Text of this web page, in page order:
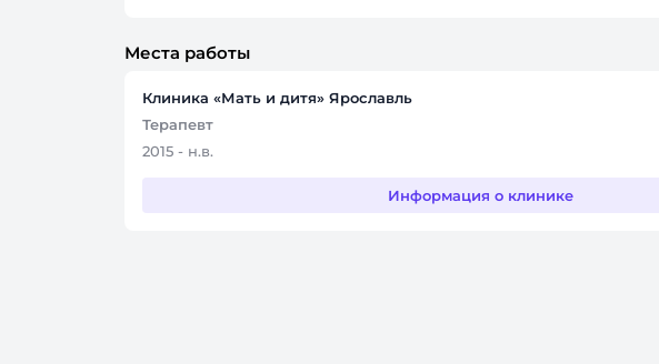
Места работы
Клиника «Мать и дитя» Ярославль
Терапевт
2015 - н.в.
Информация о клинике